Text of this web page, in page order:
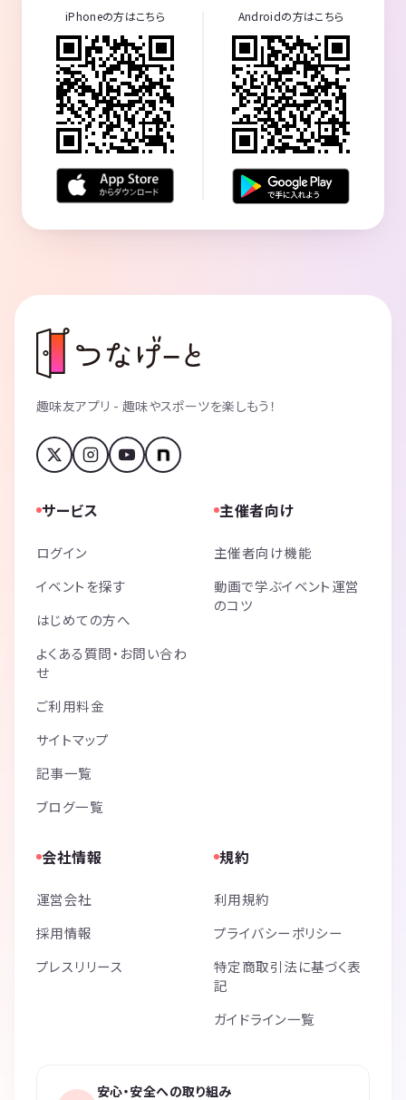
iPhoneの方はこちら Androidの方はこちら
趣味友アプリ - 趣味やスポーツを楽しもう！
サービス
ログイン
イベントを探す
はじめての方へ
よくある質問・お問い合わ
せ
ご利用料金
サイトマップ
記事一覧
ブログ一覧
主催者向け
主催者向け機能
動画で学ぶイベント運営
のコツ
会社情報
運営会社
採用情報
プレスリリース
規約
利用規約
プライバシーポリシー
特定商取引法に基づく表
記
ガイドライン一覧
安心・安全への取り組み